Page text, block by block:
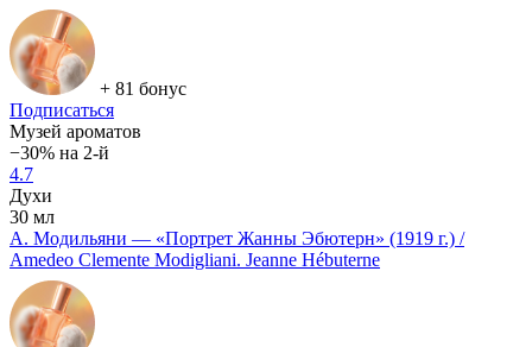
+ 81 бонус
Подписаться
Музей ароматов
−30% на 2-й
4.7
Духи
30 мл
А. Модильяни — «Портрет Жанны Эбютерн» (1919 г.) /
Amedeo Clemente Modigliani. Jeanne Hébuterne